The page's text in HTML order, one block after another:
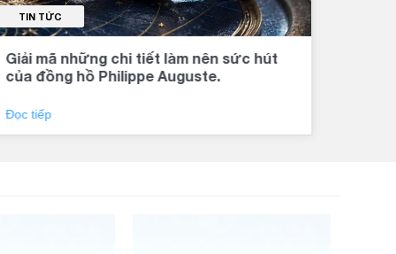
TIN TỨC
Giải mã những chi tiết làm nên sức hút
của đồng hồ Philippe Auguste.
Đọc tiếp